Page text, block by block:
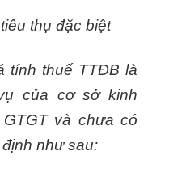
thụ đặc biệt
tính thuế TTĐB là
của cơ sở kinh
và chưa có
như sau: